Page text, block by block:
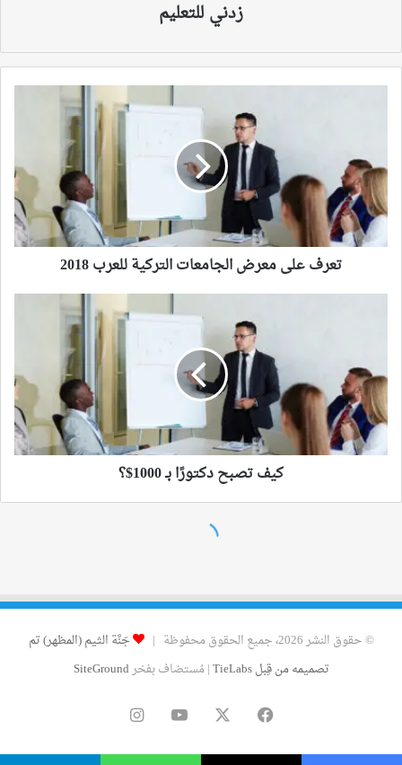
© حقوق النشر 2026، جميع الحقوق محفوظة |
جَنَّة الثيم (المظهر) تم
تصميمه من قِبل TieLabs
| مُستضاف بفخرSiteGround
فيسبوك ‫YouTubeانستقرام